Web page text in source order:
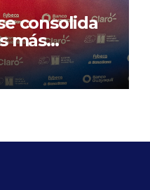
consolida
más